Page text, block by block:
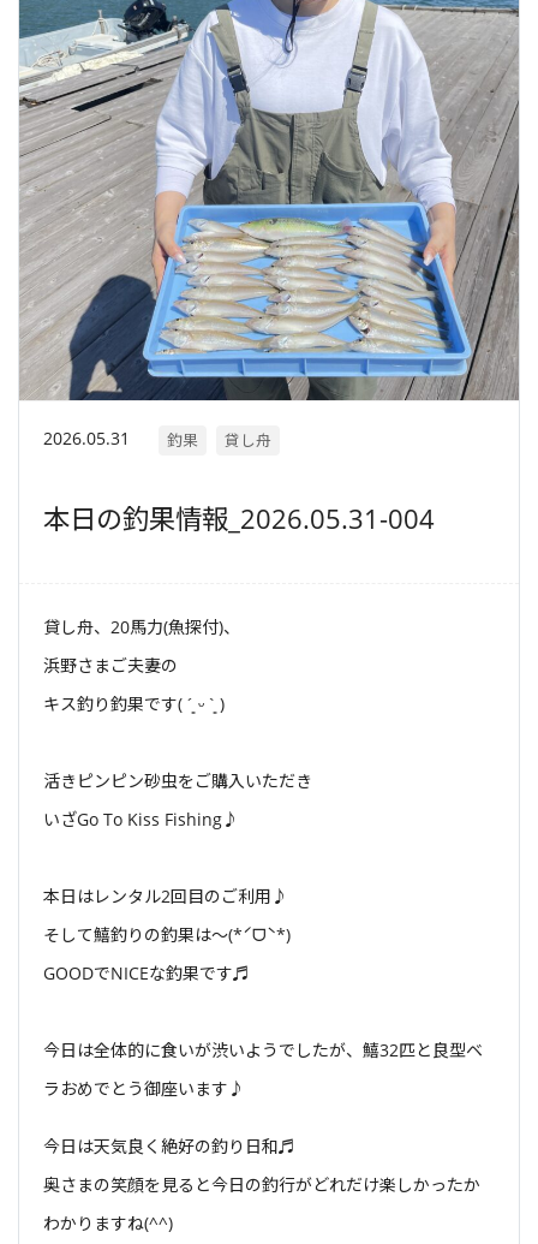
2026.05.31 釣果 貸し舟
本日の釣果情報_2026.05.31-004
貸し舟、20馬力(魚探付)、
浜野さまご夫妻の
キス釣り釣果です( ´͈ ᵕ `͈ )
活きピンピン砂虫をご購入いただき
いざGo To Kiss Fishing♪
本日はレンタル2回目のご利用♪
そして鱚釣りの釣果は〜(*ˊᗜˋ*)
GOODでNICEな釣果です♬
今日は全体的に食いが渋いようでしたが、鱚32匹と良型ベ
ラおめでとう御座います♪
今日は天気良く絶好の釣り日和♬
奥さまの笑顔を見ると今日の釣行がどれだけ楽しかったか
わかりますね(^^)